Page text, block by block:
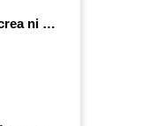
La energía ni se crea ni se destruye... ¡se experimenta! El Tierno en la Feria Madrid es Ciencia 2026